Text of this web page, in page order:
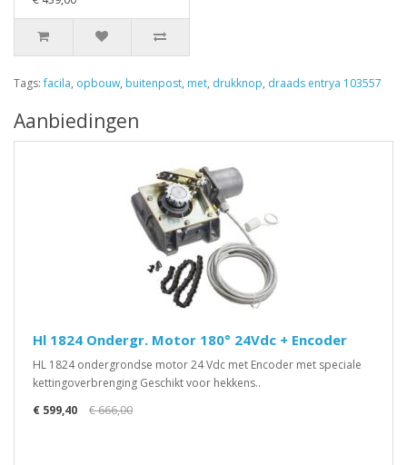
Tags:facila, opbouw, buitenpost, met, drukknop, draads entrya 103557
Aanbiedingen
Hl 1824 Ondergr. Motor 180° 24Vdc + Encoder
HL 1824 ondergrondse motor 24 Vdc met Encoder met speciale
kettingoverbrenging Geschikt voor hekkens..
€ 599,40
€ 666,00